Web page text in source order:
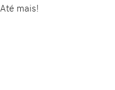
Até mais!